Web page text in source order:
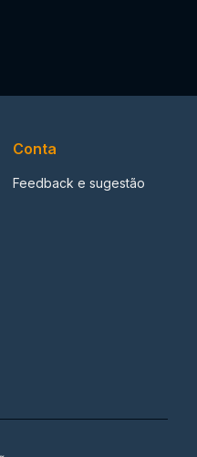
Conta
Feedback e sugestão